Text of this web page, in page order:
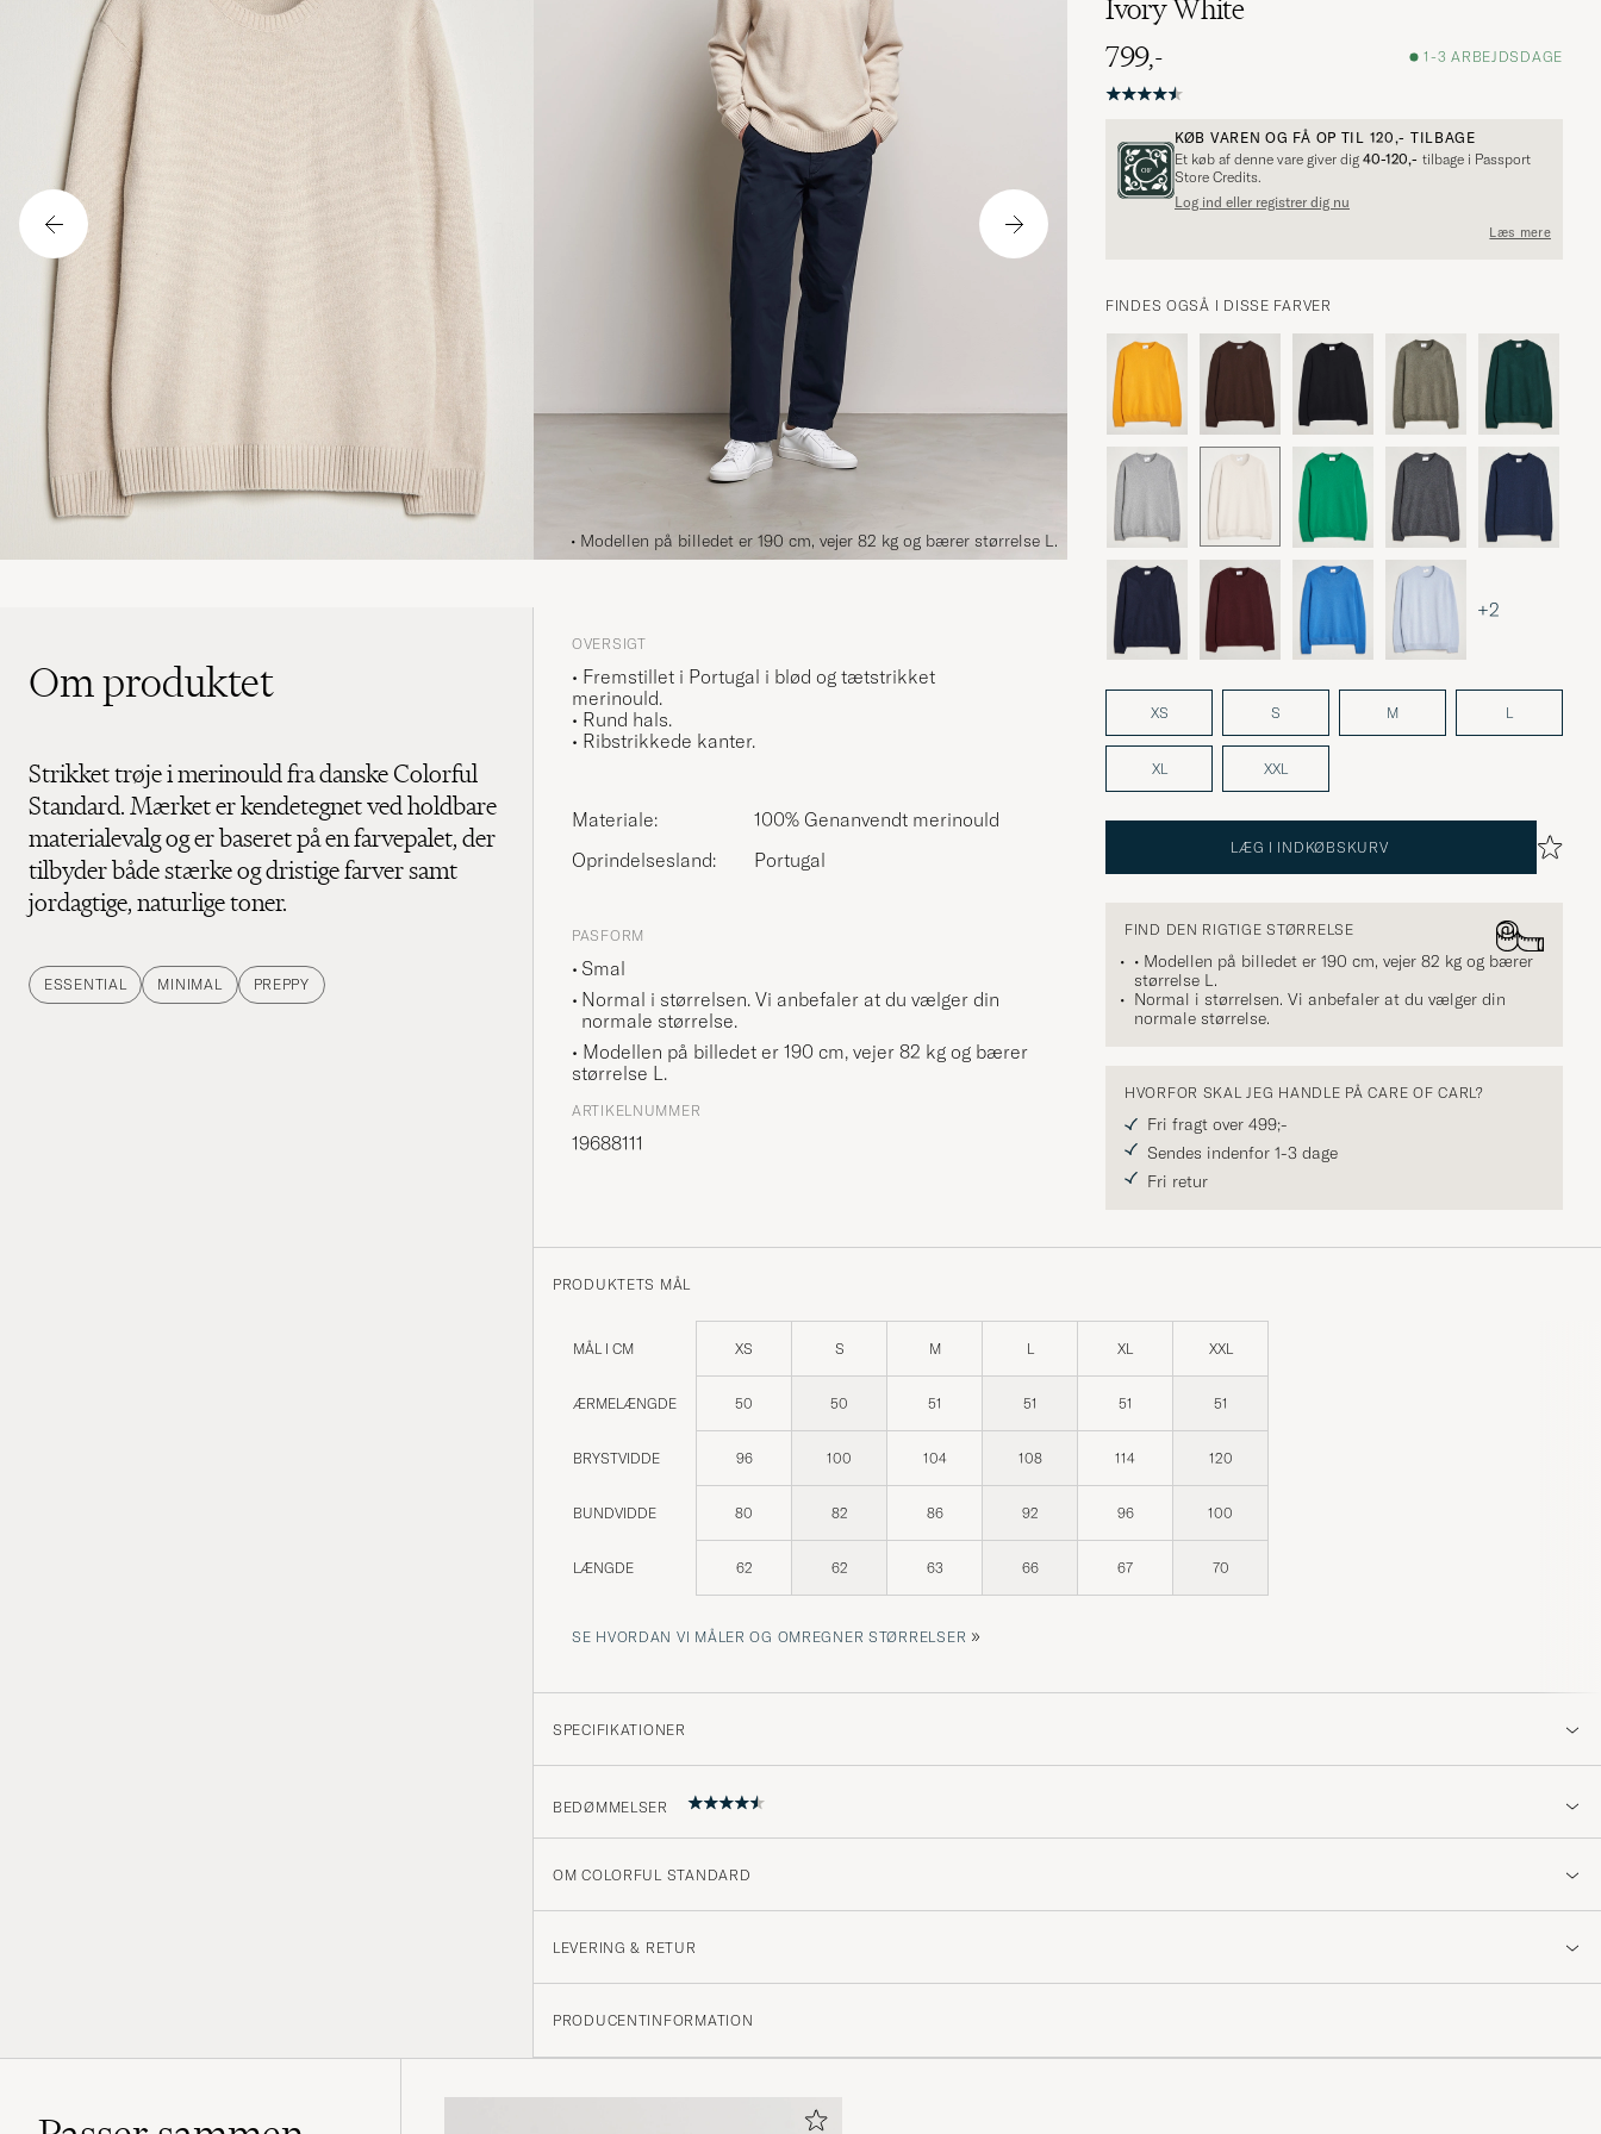
• Modellen på billedet er 190 cm, vejer 82 kg og bærer størrelse L.
Ivory White
799,-
1-3 ARBEJDSDAGE
KØB VAREN OG FÅ OP TIL 120,- TILBAGE
Et køb af denne vare giver dig 40-120,- tilbage i Passport
Store Credits.
Log ind eller registrer dig nu
Læs mere
FINDES OGSÅ I DISSE FARVER
+2
XS S M L
XL XXL
LÆG I INDKØBSKURV
FIND DEN RIGTIGE STØRRELSE
• Modellen på billedet er 190 cm, vejer 82 kg og bærer
størrelse L.
Normal i størrelsen. Vi anbefaler at du vælger din
normale størrelse.
HVORFOR SKAL JEG HANDLE PÅ CARE OF CARL?
Fri fragt over 499;-
Sendes indenfor 1-3 dage
Fri retur
Om produktet
Strikket trøje i merinould fra danske Colorful
Standard. Mærket er kendetegnet ved holdbare
materialevalg og er baseret på en farvepalet, der
tilbyder både stærke og dristige farver samt
jordagtige, naturlige toner.
ESSENTIAL MINIMAL PREPPY
OVERSIGT
• Fremstillet i Portugal i blød og tætstrikket
merinould.
• Rund hals.
• Ribstrikkede kanter.
Materiale:
100% Genanvendt merinould
Oprindelsesland:
Portugal
PASFORM
Smal
Normal i størrelsen. Vi anbefaler at du vælger din
normale størrelse.
• Modellen på billedet er 190 cm, vejer 82 kg og bærer
størrelse L .
ARTIKELNUMMER
19688111
PRODUKTETS MÅL
MÅL I CM XS S M L XL XXL
ÆRMELÆNGDE 50 50 51 51 51 51
BRYSTVIDDE 96 100 104 108 114 120
BUNDVIDDE 80 82 86 92 96 100
LÆNGDE 62 62 63 66 67 70
SE HVORDAN VI MÅLER OG OMREGNER STØRRELSER »
SPECIFIKATIONER
BEDØMMELSER
4.7
(34)
OM COLORFUL STANDARD
LEVERING & RETUR
PRODUCENTINFORMATION